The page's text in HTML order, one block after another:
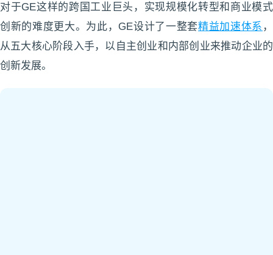
对于GE这样的跨国工业巨头，实现规模化转型和商业模式
创新的难度更大。为此， GE设计了一整套精益加速体系 ，
从五大核心阶段入手，以自主创业和内部创业来推动企业的
创新发展。